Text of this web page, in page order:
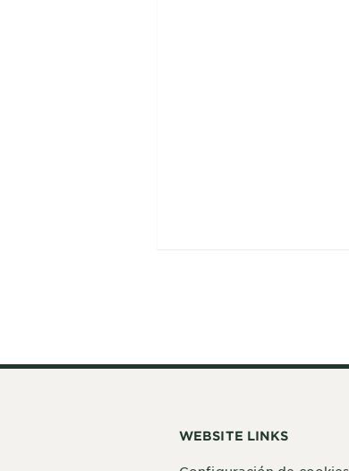
WEBSITE LINKS